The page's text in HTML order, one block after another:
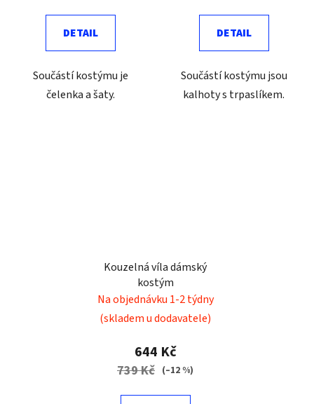
DETAIL
Součástí kostýmu je
čelenka a šaty.
DETAIL
Součástí kostýmu jsou
kalhoty s trpaslíkem.
Kouzelná víla dámský
kostým
Na objednávku 1-2 týdny
(skladem u dodavatele)
644 Kč
739 Kč (–12 %)